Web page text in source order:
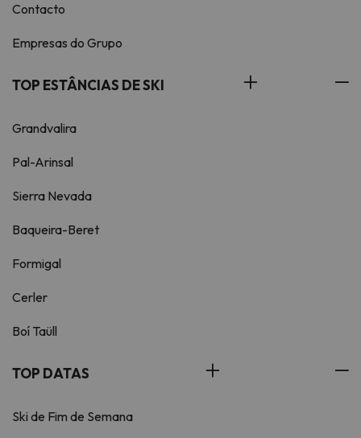
Contacto
Empresas do Grupo
TOP ESTÂNCIAS DE SKI
Grandvalira
Pal-Arinsal
Sierra Nevada
Baqueira-Beret
Formigal
Cerler
Boí Taüll
TOP DATAS
Ski de Fim de Semana